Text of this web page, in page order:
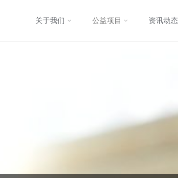
关于我们 公益项目 资讯动态